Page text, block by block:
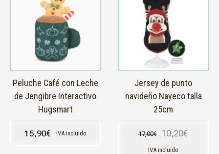
Peluche Café con Leche
de Jengibre Interactivo
Hugsmart
15,90€ IVA incluido
Jersey de punto
navideño Nayeco talla
25cm
17,00€
El precio
10,20€
El precio actual
IVA incluido
múltiples
variantes.
opciones
elegir
página